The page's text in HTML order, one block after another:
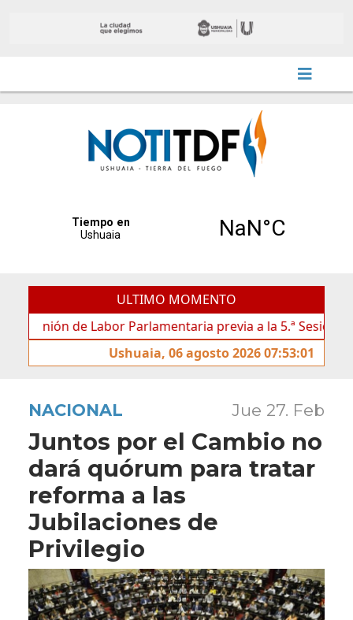
ULTIMO MOMENTO
de Labor Parlamentaria previa a la 5.ª Sesión Ordinaria
Ushuaia, 06 agosto 2026 07:53:01
NACIONAL Jue 27. Feb
Juntos por el Cambio no
dará quórum para tratar
reforma a las
Jubilaciones de
Privilegio